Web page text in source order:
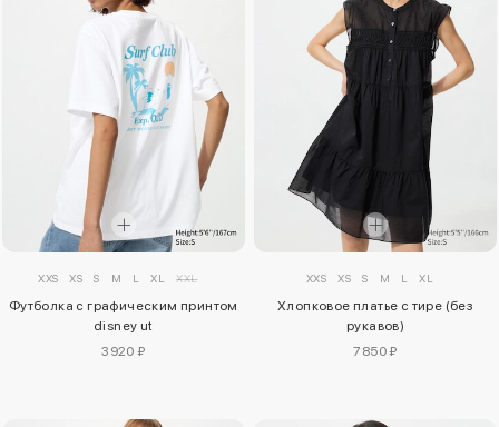
XXS XS S M L XL XXL
Футболка с графическим принтом
disney ut
3920 ₽
XXS XS S M L XL
Хлопковое платье с тире (без
рукавов)
7850 ₽